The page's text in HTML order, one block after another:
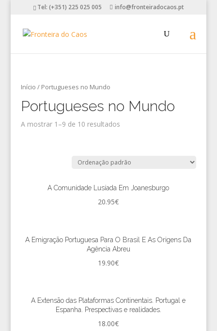
Tel: (+351) 225 025 005 info@fronteiradocaos.pt
Início / Portugueses no Mundo
Portugueses no Mundo
A mostrar 1–9 de 10 resultados
A Comunidade Lusíada Em Joanesburgo
20.95€
A Emigração Portuguesa Para O Brasil E As Origens Da
Agência Abreu
19.90€
A Extensão das Plataformas Continentais. Portugal e
Espanha. Prespectivas e realidades.
18.00€